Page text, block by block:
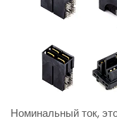
Номинальный ток,